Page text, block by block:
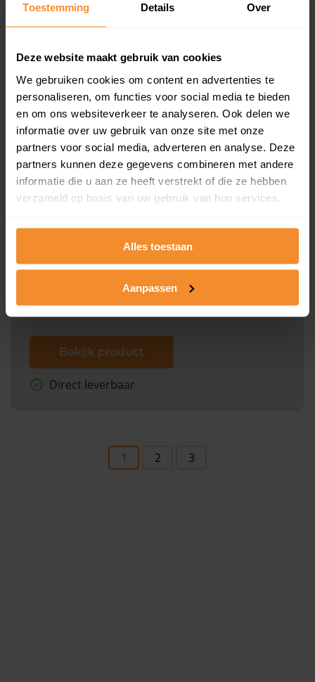
Toestemming Details Over
Deze website maakt gebruik van cookies
We gebruiken cookies om content en advertenties te
personaliseren, om functies voor social media te bieden
en om ons websiteverkeer te analyseren. Ook delen we
informatie over uw gebruik van onze site met onze
partners voor social media, adverteren en analyse. Deze
partners kunnen deze gegevens combineren met andere
informatie die u aan ze heeft verstrekt of die ze hebben
verzameld op basis van uw gebruik van hun services.
Alles toestaan
Aanpassen
en koopdatum) binnen een postcodegebied. Dit
inclusief een jaar lang gratis updates van nieuwe
Bekijk product
Direct leverbaar
Kadastrale kaart pakket
Alleen globale ligging perceel
omliggende percelen met de kadastrale erfgrenzen,
dit inclusief de luchtfoto!
Bekijk product
Direct leverbaar
1 2 3